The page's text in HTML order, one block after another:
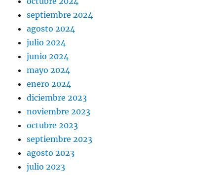
septiembre 2024
agosto 2024
julio 2024
junio 2024
mayo 2024
enero 2024
diciembre 2023
noviembre 2023
octubre 2023
septiembre 2023
agosto 2023
julio 2023